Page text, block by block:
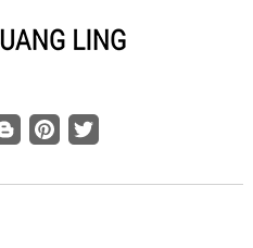
BloggerPinterestTwitter